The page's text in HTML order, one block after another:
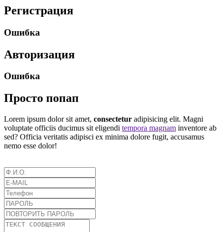
Регистрация
Ошибка
Авторизация
Ошибка
Просто попап
Lorem ipsum dolor sit amet, consectetur adipisicing elit. Magni
voluptate officiis ducimus sit eligendi tempora magnam inventore ab
sed? Officia veritatis adipisci ex minima dolore fugit, accusamus
nemo esse dolor!